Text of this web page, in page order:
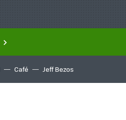
Café Jeff Bezos